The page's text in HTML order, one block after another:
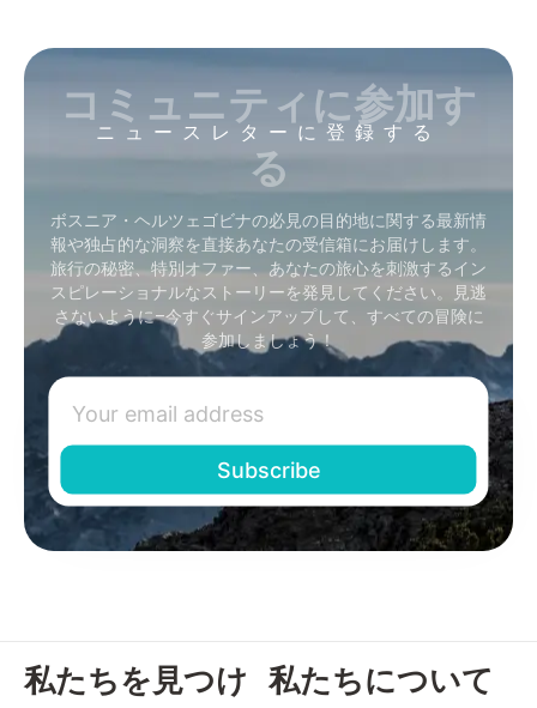
ニュースレターに登録する
コミュニティに参加す
る
ボスニア・ヘルツェゴビナの必見の目的地に関する最新情
報や独占的な洞察を直接あなたの受信箱にお届けします。
旅行の秘密、特別オファー、あなたの旅心を刺激するイン
スピレーショナルなストーリーを発見してください。見逃
さないように–今すぐサインアップして、すべての冒険に
参加しましょう！
私たちを見つけ 私たちについて